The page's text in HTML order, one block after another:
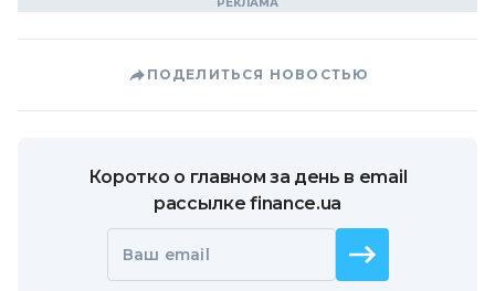
ПОДЕЛИТЬСЯ НОВОСТЬЮ
Коротко о главном за день в email
рассылке finance.ua
Ваш email